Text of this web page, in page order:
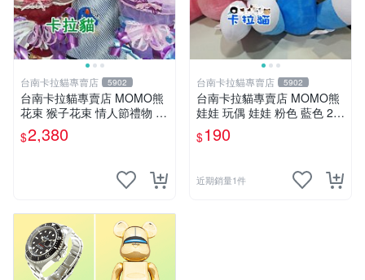
台南卡拉貓專賣店 5902
台南卡拉貓專賣店 MOMO熊
花束 猴子花束 情人節禮物 二
選一 可繡字 可今天寄明天到
$2,380
台南卡拉貓專賣店 5902
台南卡拉貓專賣店 MOMO熊
娃娃 玩偶 娃娃 粉色 藍色 2色
分售
$190
近期銷量1件